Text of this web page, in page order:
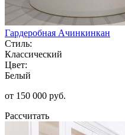
Гардеробная Ачинкинкан
Стиль:
Классический
Цвет:
Белый
от 150 000 руб.
Рассчитать